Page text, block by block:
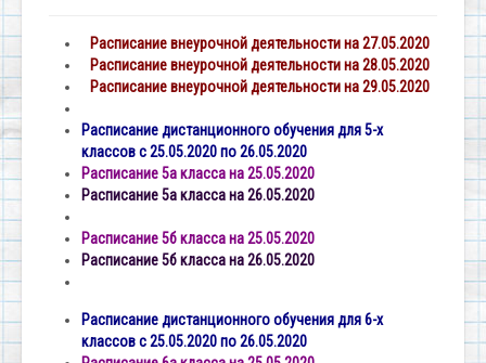
Расписание внеурочной деятельности на 27.05.2020
Расписание внеурочной деятельности на 28.05.2020
Расписание внеурочной деятельности на 29.05.2020
Расписание дистанционного обучения для 5-х
классов с 25.05.2020 по 26.05.2020
Расписание 5а класса на 25.05.2020
Расписание 5а класса на 26.05.2020
Расписание 5б класса на 25.05.2020
Расписание 5б класса на 26.05.2020
Расписание дистанционного обучения для 6-х
классов с 25.05.2020 по 26.05.2020